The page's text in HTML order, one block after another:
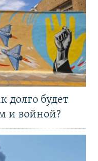
долго будет
и войной?